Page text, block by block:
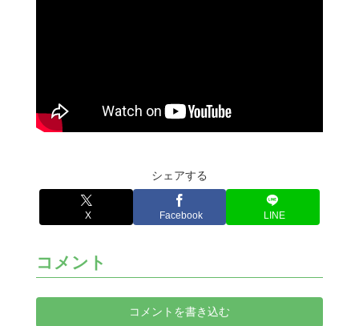
シェアする
X Facebook LINE
コメント
コメントを書き込む